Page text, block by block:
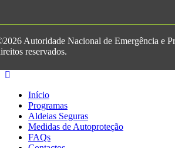
Autoridade Nacional de Emergência e
reservados.
Início
Programas
Aldeias Seguras
Medidas de Autoproteção
FAQs